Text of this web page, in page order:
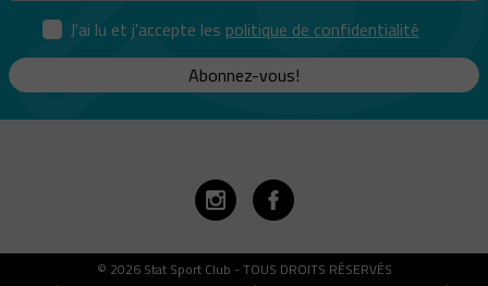
J'ai lu et j'accepte les politique de confidentialité
Abonnez-vous!
© 2026 Stat Sport Club - TOUS DROITS RÉSERVÉS